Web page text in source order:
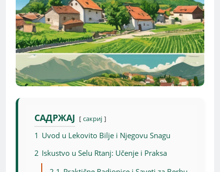
САДРЖАЈ сакриј
1 Uvod u Lekovito Bilje i Njegovu Snagu
2 Iskustvo u Selu Rtanj: Učenje i Praksa